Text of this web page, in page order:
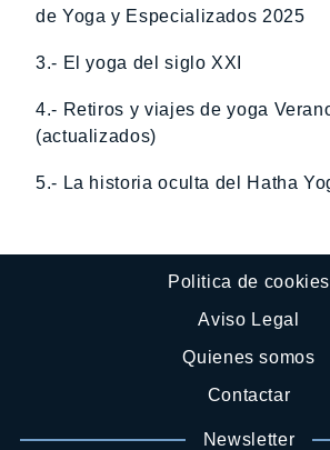
de Yoga y Especializados 2025
3.- El yoga del siglo XXI
4.- Retiros y viajes de yoga
(actualizados)
5.- La historia oculta del Hatha
Politica de cookies
Aviso Legal
Quienes somos
Contactar
Newsletter